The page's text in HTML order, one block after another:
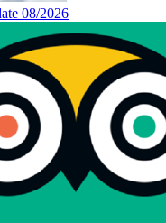
08/2026